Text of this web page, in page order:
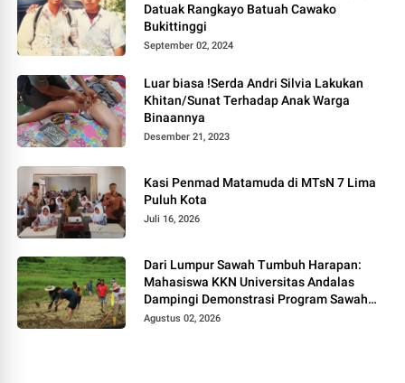
Datuak Rangkayo Batuah Cawako
Bukittinggi
September 02, 2024
Luar biasa !Serda Andri Silvia Lakukan
Khitan/Sunat Terhadap Anak Warga
Binaannya
Desember 21, 2023
Kasi Penmad Matamuda di MTsN 7 Lima
Puluh Kota
Juli 16, 2026
Dari Lumpur Sawah Tumbuh Harapan:
Mahasiswa KKN Universitas Andalas
Dampingi Demonstrasi Program Sawah
Pokok Murah di Jorong Bayua
Agustus 02, 2026